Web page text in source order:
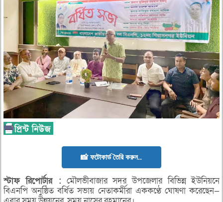
📸 ফটোকার্ড তৈরি করুন..
স্টাফরিপোর্টার : মৌলভীবাজার সদর উপজেলার বিভিন্ন ইউনিয়নে
বিএনপি অনুষ্ঠিত বর্ধিত সভায় নেতাকর্মীরা এককণ্ঠে ঘোষণা করেছেন—